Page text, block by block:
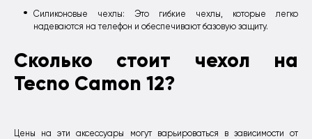
Силиконовые чехлы: Это гибкие чехлы, которые легко
надеваются на телефон и обеспечивают базовую защиту.
Сколько стоит чехол на
Tecno Camon 12?
Цены на эти аксессуары могут варьироваться в зависимости от